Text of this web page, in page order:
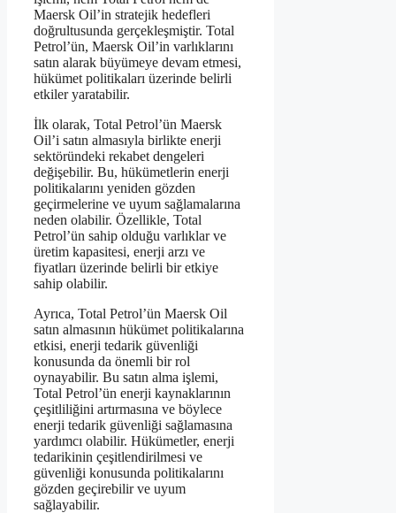
Maersk Oil’in stratejik hedefleri
doğrultusunda gerçekleşmiştir. Total
Petrol’ün, Maersk Oil’in varlıklarını
satın alarak büyümeye devam etmesi,
hükümet politikaları üzerinde belirli
etkiler yaratabilir.
İlk olarak, Total Petrol’ün Maersk
Oil’i satın almasıyla birlikte enerji
sektöründeki rekabet dengeleri
değişebilir. Bu, hükümetlerin enerji
politikalarını yeniden gözden
geçirmelerine ve uyum sağlamalarına
neden olabilir. Özellikle, Total
Petrol’ün sahip olduğu varlıklar ve
üretim kapasitesi, enerji arzı ve
fiyatları üzerinde belirli bir etkiye
sahip olabilir.
Ayrıca, Total Petrol’ün Maersk Oil
satın almasının hükümet politikalarına
etkisi, enerji tedarik güvenliği
konusunda da önemli bir rol
oynayabilir. Bu satın alma işlemi,
Total Petrol’ün enerji kaynaklarının
çeşitliliğini artırmasına ve böylece
enerji tedarik güvenliği sağlamasına
yardımcı olabilir. Hükümetler, enerji
tedarikinin çeşitlendirilmesi ve
güvenliği konusunda politikalarını
gözden geçirebilir ve uyum
sağlayabilir.